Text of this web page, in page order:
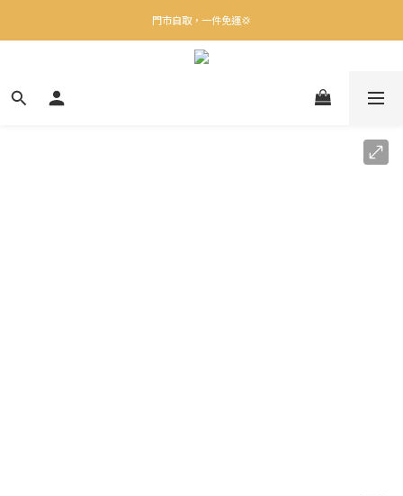
✨下載Three Little Meow App 即享多重禮遇！
門市自取，一件免運💢
🛒購物滿$400送貨上門免運